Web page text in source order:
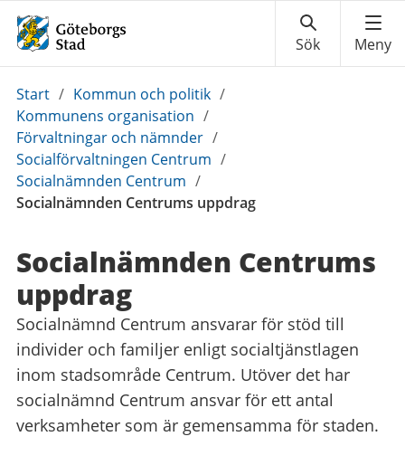
Du
är
här:
Start / Kommun och politik /
Kommunens organisation /
Förvaltningar och nämnder /
Socialförvaltningen Centrum /
Socialnämnden Centrum /
Socialnämnden Centrums uppdrag
Socialnämnden Centrums
uppdrag
Socialnämnd Centrum ansvarar för stöd till
individer och familjer enligt socialtjänstlagen
inom stadsområde Centrum. Utöver det har
socialnämnd Centrum ansvar för ett antal
verksamheter som är gemensamma för staden.